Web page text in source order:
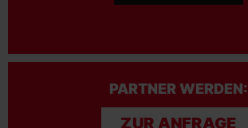
PARTNER WERDEN:
ZUR ANFRAGE